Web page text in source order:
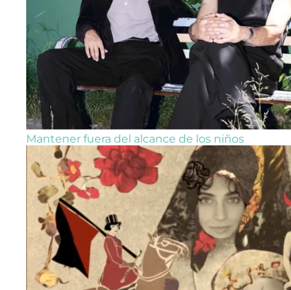
Mantener fuera del alcance de los niños